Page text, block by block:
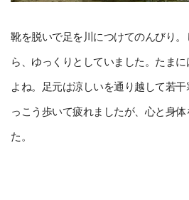
靴を脱いで足を川につけてのんびり
ら、ゆっくりとしていました。たま
よね。足元は涼しいを通り越して若
っこう歩いて疲れましたが、心と身
た。